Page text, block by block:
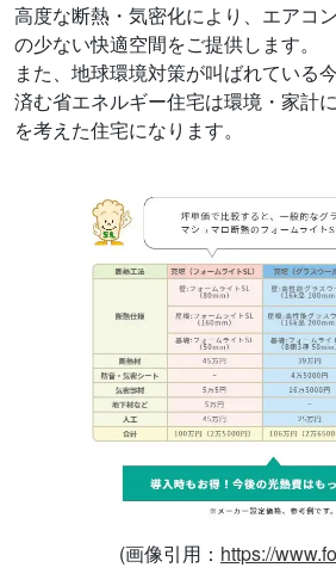
高度な断熱・気密化により、エアコ
の少ない快適空間をご提供します。
また、地球環境対策が叫ばれている
済む省エネルギー住宅は環境・家計
を考えた住宅になります。
(画像引用： https://